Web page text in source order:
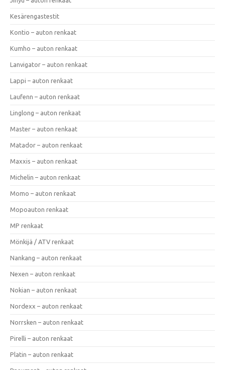
Kesärengastestit
Kontio – auton renkaat
Kumho – auton renkaat
Lanvigator – auton renkaat
Lappi – auton renkaat
Laufenn – auton renkaat
Linglong – auton renkaat
Master – auton renkaat
Matador – auton renkaat
Maxxis – auton renkaat
Michelin – auton renkaat
Momo – auton renkaat
Mopoauton renkaat
MP renkaat
Mönkijä / ATV renkaat
Nankang – auton renkaat
Nexen – auton renkaat
Nokian – auton renkaat
Nordexx – auton renkaat
Norrsken – auton renkaat
Pirelli – auton renkaat
Platin – auton renkaat